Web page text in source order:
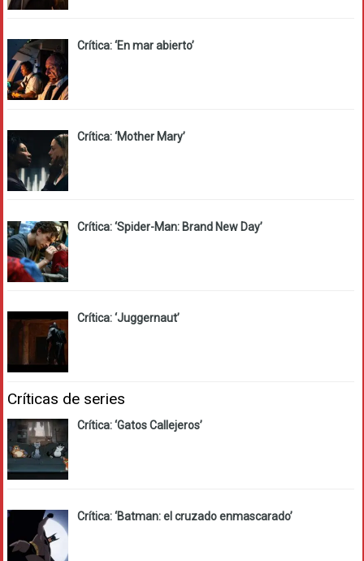
Crítica: ‘En mar abierto’
Crítica: ‘Mother Mary’
Crítica: ‘Spider-Man: Brand New Day’
Crítica: ‘Juggernaut’
Críticas de series
Crítica: ‘Gatos Callejeros’
Crítica: ‘Batman: el cruzado enmascarado’